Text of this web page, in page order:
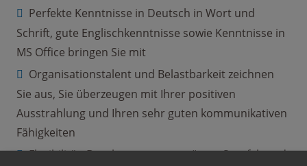
Perfekte Kenntnisse in Deutsch in Wort und
Schrift, gute Englischkenntnisse sowie Kenntnisse in
MS Office bringen Sie mit
Organisationstalent und Belastbarkeit zeichnen
Sie aus, Sie überzeugen mit Ihrer positiven
Ausstrahlung und Ihren sehr guten kommunikativen
Fähigkeiten
Flexibilität, Durchsetzungsvermögen, Sorgfalt und